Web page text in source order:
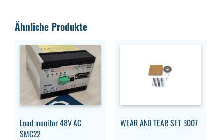
Ähnliche Produkte
Load monitor 48V AC
SMC22
WEAR AND TEAR SET B007